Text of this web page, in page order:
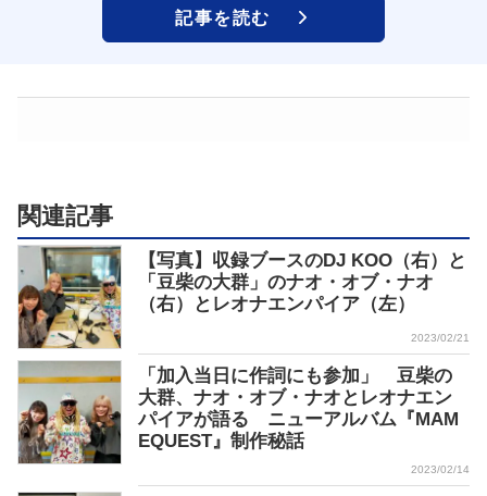
記事を読む
関連記事
【写真】収録ブースのDJ KOO（右）と
「豆柴の大群」のナオ・オブ・ナオ
（右）とレオナエンパイア（左）
2023/02/21
「加入当日に作詞にも参加」 豆柴の
大群、ナオ・オブ・ナオとレオナエン
パイアが語る ニューアルバム『MAM
EQUEST』制作秘話
2023/02/14